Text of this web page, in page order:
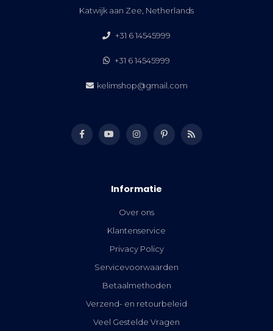
Katwijk aan Zee, Netherlands
+31 6 14545999
+31 6 14545999
kelimshop@gmail.com
Informatie
Over ons
Klantenservice
Privacy Policy
Servicevoorwaarden
Betaalmethoden
Verzend- en retourbeleid
Veel Gestelde Vragen